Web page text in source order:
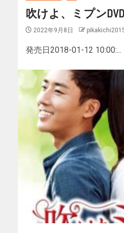
吹けよ、ミプン
2022年9月8日
発売日2018-01-12 10:00:...